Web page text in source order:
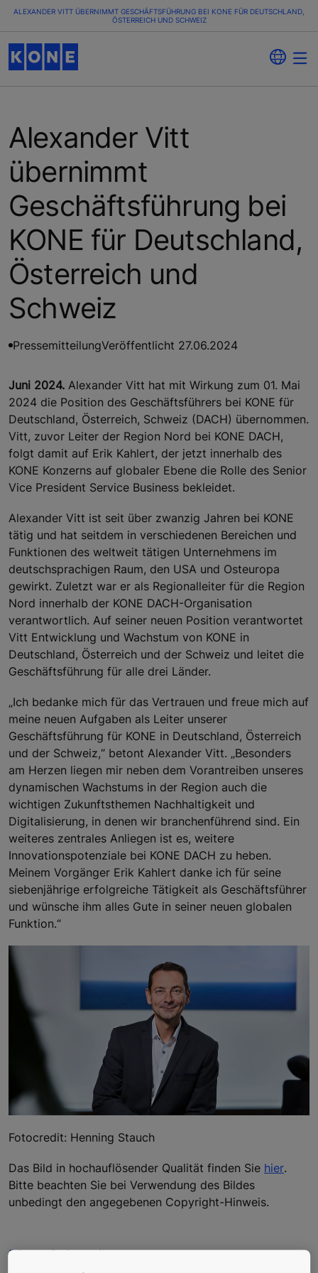
ALEXANDER VITT ÜBERNIMMT GESCHÄFTSFÜHRUNG BEI KONE FÜR DEUTSCHLAND,
ÖSTERREICH UND SCHWEIZ
Alexander Vitt
übernimmt
Geschäftsführung bei
KONE für Deutschland,
Österreich und
Schweiz
PressemitteilungVeröffentlicht 27.06.2024
Juni 2024. Alexander Vitt hat mit Wirkung zum 01. Mai
2024 die Position des Geschäftsführers bei KONE für
Deutschland, Österreich, Schweiz (DACH) übernommen.
Vitt, zuvor Leiter der Region Nord bei KONE DACH,
folgt damit auf Erik Kahlert, der jetzt innerhalb des
KONE Konzerns auf globaler Ebene die Rolle des Senior
Vice President Service Business bekleidet.
Alexander Vitt ist seit über zwanzig Jahren bei KONE
tätig und hat seitdem in verschiedenen Bereichen und
Funktionen des weltweit tätigen Unternehmens im
deutschsprachigen Raum, den USA und Osteuropa
gewirkt. Zuletzt war er als Regionalleiter für die Region
Nord innerhalb der KONE DACH-Organisation
verantwortlich. Auf seiner neuen Position verantwortet
Vitt Entwicklung und Wachstum von KONE in
Deutschland, Österreich und der Schweiz und leitet die
Geschäftsführung für alle drei Länder.
„Ich bedanke mich für das Vertrauen und freue mich auf
meine neuen Aufgaben als Leiter unserer
Geschäftsführung für KONE in Deutschland, Österreich
und der Schweiz,“ betont Alexander Vitt. „Besonders
am Herzen liegen mir neben dem Vorantreiben unseres
dynamischen Wachstums in der Region auch die
wichtigen Zukunftsthemen Nachhaltigkeit und
Digitalisierung, in denen wir branchenführend sind. Ein
weiteres zentrales Anliegen ist es, weitere
Innovationspotenziale bei KONE DACH zu heben.
Meinem Vorgänger Erik Kahlert danke ich für seine
siebenjährige erfolgreiche Tätigkeit als Geschäftsführer
und wünsche ihm alles Gute in seiner neuen globalen
Funktion.“
Fotocredit: Henning Stauch
Das Bild in hochauflösender Qualität finden Sie hier.
Bitte beachten Sie bei Verwendung des Bildes
unbedingt den angegebenen Copyright-Hinweis.
Diese Seite teilen